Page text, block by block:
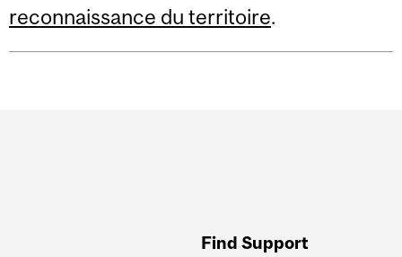
reconnaissance du territoire.
Find Support